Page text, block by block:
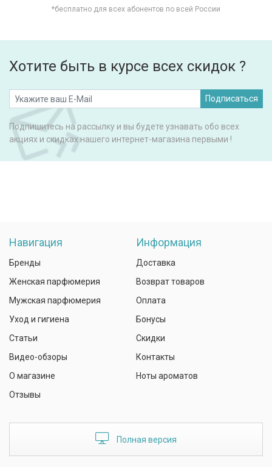
*бесплатно для всех абонентов по всей России
Хотите быть в курсе всех скидок ?
Подписаться
Подпишитесь на рассылку и вы будете узнавать обо всех
акциях и скидках нашего интернет-магазина первыми !
Навигация
Бренды
Женская парфюмерия
Мужская парфюмерия
Уход и гигиена
Статьи
Видео-обзоры
О магазине
Отзывы
Информация
Доставка
Возврат товаров
Оплата
Бонусы
Скидки
Контакты
Ноты ароматов
Полная версия